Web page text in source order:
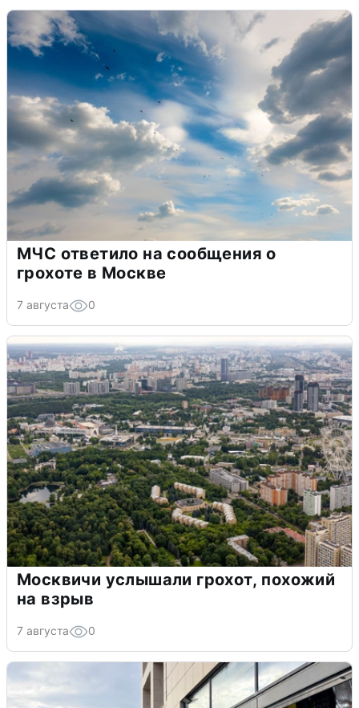
МЧС ответило на сообщения о
грохоте в Москве
7 августа 0
Москвичи услышали грохот, похожий
на взрыв
7 августа 0